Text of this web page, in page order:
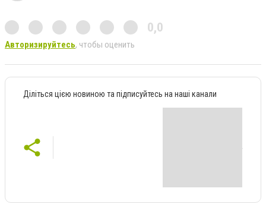
0,0
Авторизируйтесь, чтобы оценить
Діліться цією новиною та підписуйтесь на наші канали